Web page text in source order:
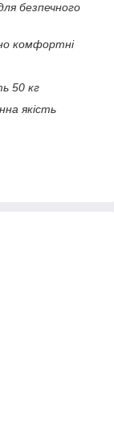
безпечного
комфортні
50 кг
якість